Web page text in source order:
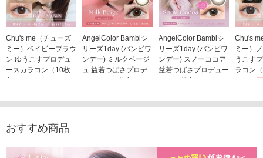
Chu's me（チューズ
ミー）ベイビーブラウ
ン ゆうこすプロデュ
ースカラコン（10枚
入り）
AngelColor Bambiシ
リーズ1day (バンビワ
ンデー) ミルクベージ
ュ 益若つばさプロデ
ュース（10枚入り）
AngelColor Bambiシ
リーズ1day (バンビワ
ンデー) スノーココア
益若つばさプロデュー
ス（10枚入り）
Chu's
ミー）
うこす
ラコン
おすすめ商品